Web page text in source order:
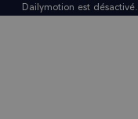
Dailymotion est désactivé.